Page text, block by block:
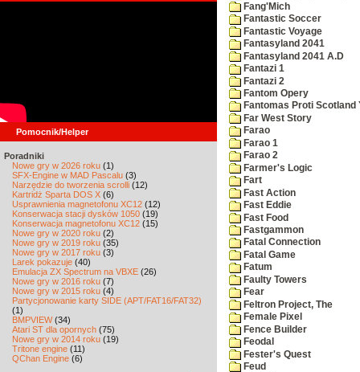
Pomocnik/Helper
Poradniki
Nowe gry w 2026 roku (1)
SFX-Engine w MAD Pascalu (3)
Narzędzie do tworzenia scrolli (12)
Kartridż Sparta DOS X (6)
Usprawnienia magnetofonu XC12 (12)
Konserwacja stacji dysków 1050 (19)
Konserwacja magnetofonu XC12 (15)
Nowe gry w 2020 roku (2)
Nowe gry w 2019 roku (35)
Nowe gry w 2017 roku (3)
Larek pokazuje (40)
Emulacja ZX Spectrum na VBXE (26)
Nowe gry w 2016 roku (7)
Nowe gry w 2015 roku (4)
Partycjonowanie karty SIDE (APT/FAT16/FAT32)
(1)
BMPVIEW(34)
Atari ST dla opornych (75)
Nowe gry w 2014 roku (19)
Tritone engine (11)
QChan Engine (6)
Fang'Mich
Fantastic Soccer
Fantastic Voyage
Fantasyland 2041
Fantasyland 2041 A.D
Fantazi 1
Fantazi 2
Fantom Opery
Fantomas Proti Scotland
Far West Story
Farao
Farao 1
Farao 2
Farmer's Logic
Fart
Fast Action
Fast Eddie
Fast Food
Fastgammon
Fatal Connection
Fatal Game
Fatum
Faulty Towers
Fear
Feltron Project, The
Female Pixel
Fence Builder
Feodal
Fester's Quest
Feud